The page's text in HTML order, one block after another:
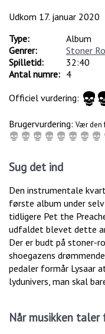
Udkom 17. januar 2020
Type:
Album
Genrer:
Stoner
Spilletid:
32:40
Antal numre: 4
Officiel vurdering:
Brugervurdering: Vær den
Sug det ind
Den instrumentale
første album under
tidligere Pet the
udfaldet blevet dette
Der er budt på stoner-
shoegazens
pedaler formår Lysaar
lydunivers, man skal
Når musikken taler